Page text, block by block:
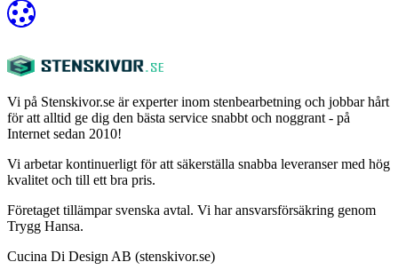
Vi på Stenskivor.se är experter inom stenbearbetning och jobbar hårt
för att alltid ge dig den bästa service snabbt och noggrant - på
Internet sedan 2010!
Vi arbetar kontinuerligt för att säkerställa snabba leveranser med hög
kvalitet och till ett bra pris.
Företaget tillämpar svenska avtal. Vi har ansvarsförsäkring genom
Trygg Hansa.
Cucina Di Design AB (stenskivor.se)